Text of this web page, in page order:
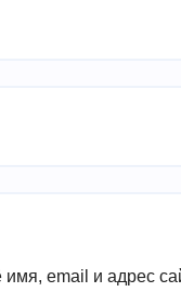
email и адрес